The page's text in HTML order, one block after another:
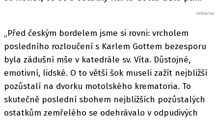
„Před českým bordelem jsme si rovni: vrcholem
posledního rozloučení s Karlem Gottem bezesporu
byla zádušní mše v katedrále sv. Víta. Důstojné,
emotivní, lidské. O to větší šok museli zažít nejbližší
pozůstalí na dvorku motolského krematoria. To
skutečně poslední sbohem nejbližších pozůstalých
ostatkům zemřelého se odehrávalo v odpudivých